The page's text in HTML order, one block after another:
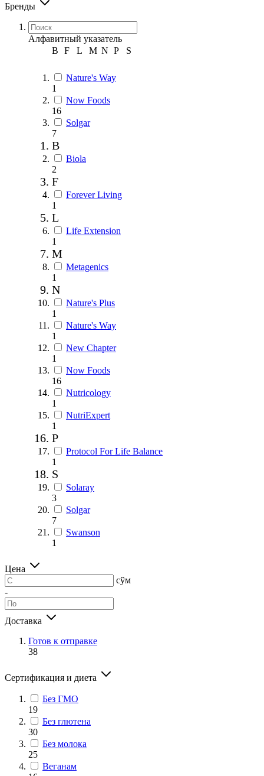
Бренды
Алфавитный указатель
B
F L M N P S
Nature's Way
1
Now Foods
16
Solgar
7
B
Biola
2
F
Forever Living
1
L
Life Extension
1
M
Metagenics
1
N
Nature's Plus
1
Nature's Way
1
New Chapter
1
Now Foods
16
Nutricology
1
NutriExpert
1
P
Protocol For Life Balance
1
S
Solaray
3
Solgar
7
Swanson
1
Цена
сўм
-
Доставка
Готов к отправке
38
Сертификация и диета
Без ГМО
19
Без глютена
30
Без молока
25
Веганам